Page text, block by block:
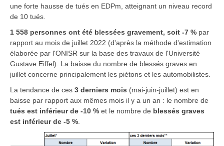
une forte hausse de tués en EDPm, atteignant un niveau record
de 10 tués.
1 558 personnes ont été blessées gravement, soit -7 % par
rapport au mois de juillet 2022 (d'après la méthode d'estimation
élaborée par l'ONISR sur la base des travaux de l'Université
Gustave Eiffel). La baisse du nombre de blessés graves en
juillet concerne principalement les piétons et les automobilistes.
La tendance de ces 3 derniers mois (mai-juin-juillet) est en
baisse par rapport aux mêmes mois il y a un an : le nombre de
tués est inférieur de -10 % et le nombre de blessés graves
est inférieur de -5 %